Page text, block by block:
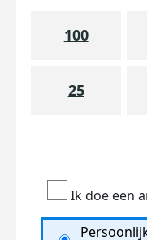
100
25
Ik doe een